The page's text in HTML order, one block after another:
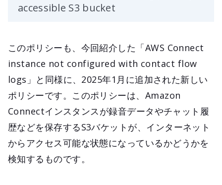
accessible S3 bucket
このポリシーも、今回紹介した「AWS Connect
instance not configured with contact flow
logs」と同様に、2025年1月に追加された新しい
ポリシーです。このポリシーは、Amazon
Connectインスタンスが録音データやチャット履
歴などを保存するS3バケットが、インターネット
からアクセス可能な状態になっているかどうかを
検知するものです。